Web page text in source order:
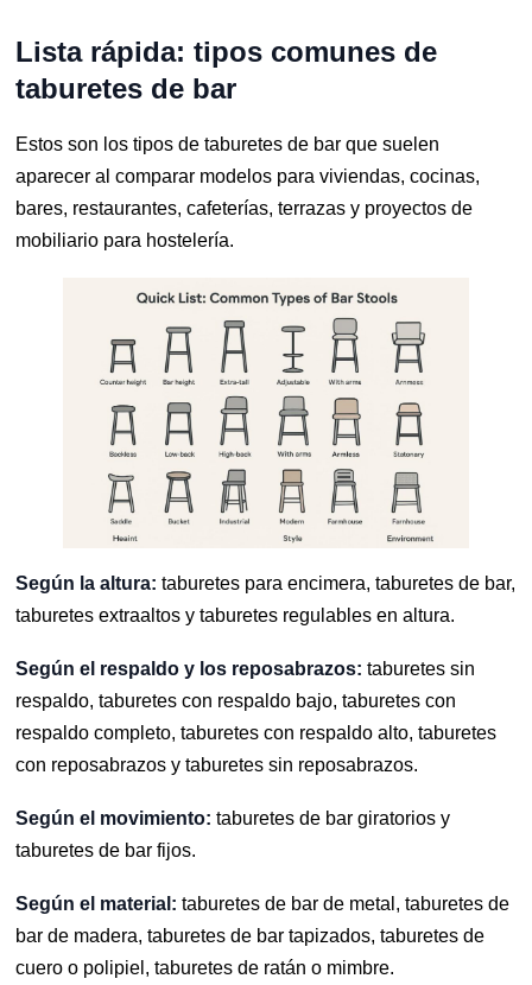
Lista rápida: tipos comunes de
taburetes de bar
Estos son los tipos de taburetes de bar que suelen
aparecer al comparar modelos para viviendas, cocinas,
bares, restaurantes, cafeterías, terrazas y proyectos de
mobiliario para hostelería.
Según la altura: taburetes para encimera, taburetes de bar,
taburetes extraaltos y taburetes regulables en altura.
Según el respaldo y los reposabrazos: taburetes sin
respaldo, taburetes con respaldo bajo, taburetes con
respaldo completo, taburetes con respaldo alto, taburetes
con reposabrazos y taburetes sin reposabrazos.
Según el movimiento: taburetes de bar giratorios y
taburetes de bar fijos.
Según el material: taburetes de bar de metal, taburetes de
bar de madera, taburetes de bar tapizados, taburetes de
cuero o polipiel, taburetes de ratán o mimbre.